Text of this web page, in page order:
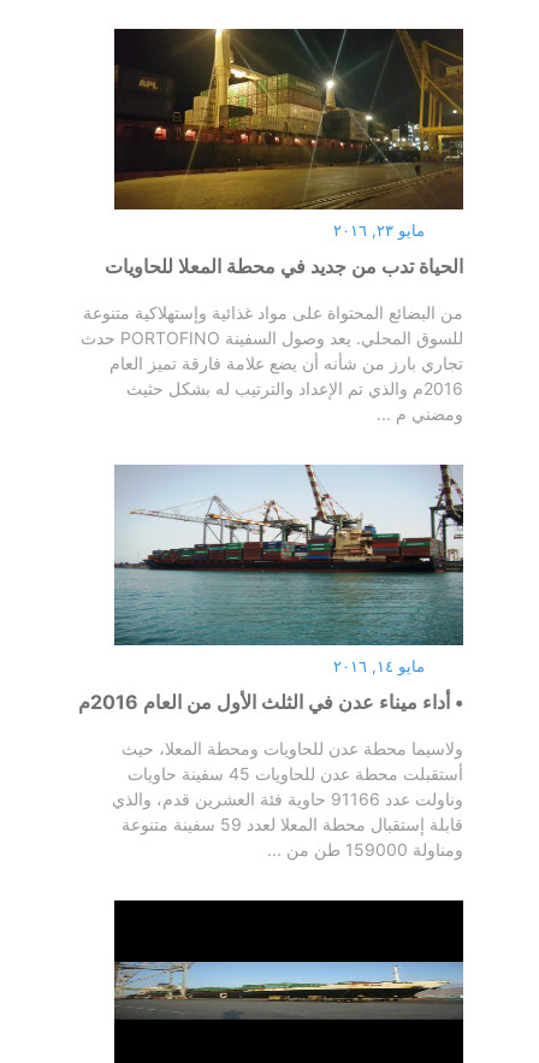
مايو ٢٣, ٢٠١٦
الحياة تدب من جديد في محطة المعلا للحاويات
من البضائع المحتواة على مواد غذائية وإستهلاكية متنوعة
للسوق المحلي. يعد وصول السفينة PORTOFINO حدث
تجاري بارز من شأنه أن يضع علامة فارقة تميز العام
2016م والذي تم الإعداد والترتيب له بشكل حثيث
ومضني م ...
مايو ١٤, ٢٠١٦
• أداء ميناء عدن في الثلث الأول من العام 2016م
ولاسيما محطة عدن للحاويات ومحطة المعلا، حيث
أستقبلت محطة عدن للحاويات 45 سفينة حاويات
وناولت عدد 91166 حاوية فئة العشرين قدم، والذي
قابلة إستقبال محطة المعلا لعدد 59 سفينة متنوعة
ومناولة 159000 طن من ...